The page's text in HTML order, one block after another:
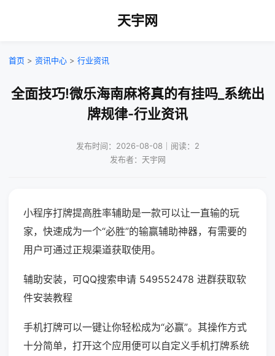
天宇网
首页 > 资讯中心 > 行业资讯
全面技巧!微乐海南麻将真的有挂吗_系统出
牌规律-行业资讯
发布时间：2026-08-08｜阅读：2
发布者：天宇网
小程序打牌提高胜率辅助是一款可以让一直输的玩
家，快速成为一个“必胜”的输赢辅助神器，有需要的
用户可通过正规渠道获取使用。
辅助安装，可QQ搜索申请 549552478 进群获取软
件安装教程
手机打牌可以一键让你轻松成为“必赢”。其操作方式
十分简单，打开这个应用便可以自定义手机打牌系统